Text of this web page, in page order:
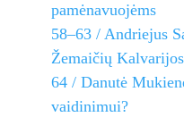
pamėnavuojėms
58–63 / Andriejus
Žemaičių
64 / Danutė
vaidinimui?